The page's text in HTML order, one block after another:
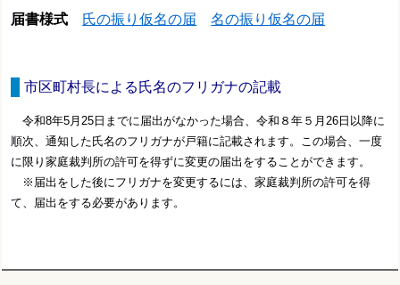
届書様式 氏の振り仮名の届 名の振り仮名の届
市区町村長による氏名のフリガナの記載
令和8年5月25日までに届出がなかった場合、令和８年５月26日以降に
順次、通知した氏名のフリガナが戸籍に記載されます。この場合、一度
に限り家庭裁判所の許可を得ずに変更の届出をすることができます。
※届出をした後にフリガナを変更するには、家庭裁判所の許可を得
て、届出をする必要があります。